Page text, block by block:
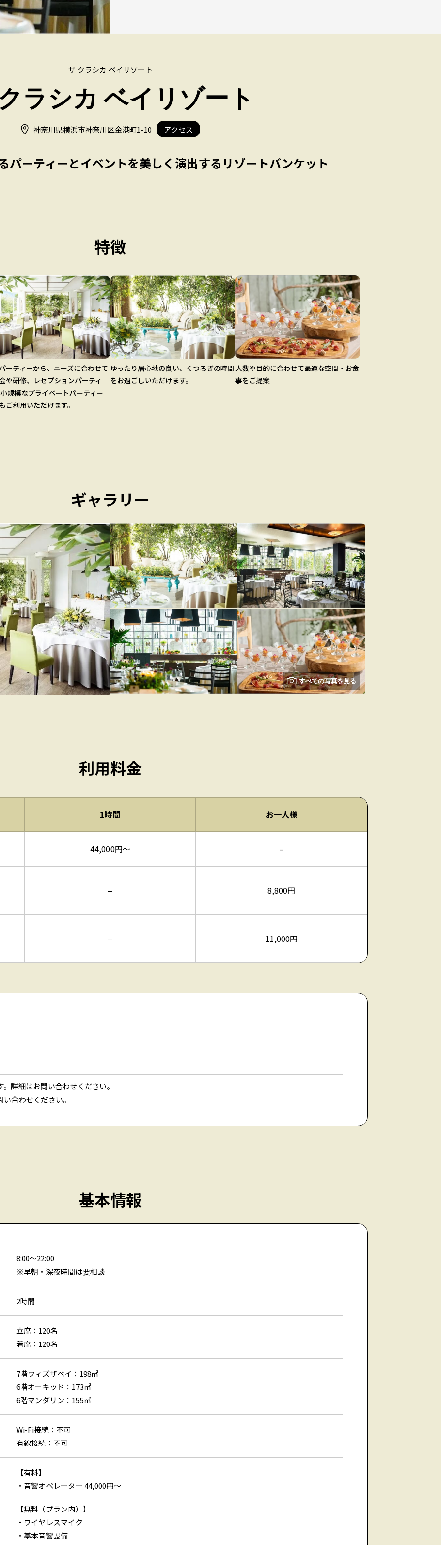
ザ クラシカ ベイリゾート
ラシカ ベイリゾート
神奈川県横浜市神奈川区金港町1-10 アクセス
パーティーとイベントを美しく演出するリゾートバンケット
特徴
ーティーから、ニーズに合わせて
や研修、レセプションパーティ
規模なプライベートパーティー
ご利用いただけます。
ゆったり居心地の良い、くつろぎの時間
をお過ごしいただけます。
人数や目的に合わせて最適な空間・お食
事をご提案
ギャラリー
すべての写真を見る
利用料金
1時間 お一人様
44,000円〜 –
– 8,800円
– 11,000円
詳細はお問い合わせください。
合わせください。
基本情報
8:00〜22:00
※早朝・深夜時間は要相談
2時間
立席：120名
着席：120名
7階ウィズザベイ：198㎡
6階オーキッド：173㎡
6階マンダリン：155㎡
Wi-Fi接続：不可
有線接続：不可
【有料】
・音響オペレーター 44,000円～
【無料（プラン内）】
・ワイヤレスマイク
・基本音響設備